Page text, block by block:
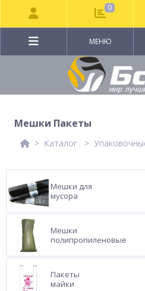
МЕНЮ
Мешки Пакеты
Каталог
Мешки для
мусора
Мешки
полипропиленовые
Пакеты
майки
0